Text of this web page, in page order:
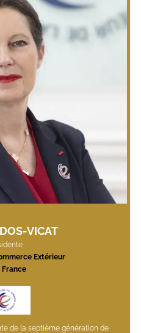
VICAT
Extérieur
France
de la septième génération de